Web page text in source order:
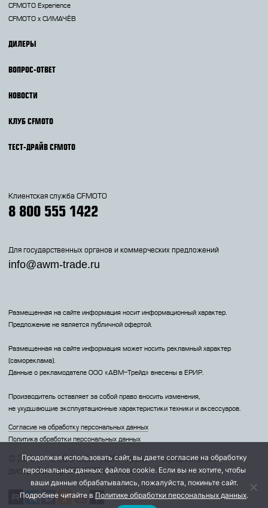
CFMOTO Experience
CFMOTO х СИМАЧЁВ
ДИЛЕРЫ
ВОПРОС-ОТВЕТ
НОВОСТИ
КЛУБ CFMOTO
ТЕСТ-ДРАЙВ CFMOTO
Клиентская служба CFMOTO
8 800 555 1422
Для государственных органов и коммерческих предложений
info@awm-trade.ru
Размещенная на сайте информация носит информационный характер.
Предложение не является публичной офертой.
Размещенная на сайте информация может носить рекламный характер
(самореклама).
Данные о рекламодателе 000 «АВМ-Трейд» внесены в ЕРИР.
Производитель оставляет за собой право вносить изменения,
не ухудшающие эксплуатационные характеристики техники и аксессуаров.
Согласие на обработку персональных данных
Политика обработки персональных данных
© 2009 – 2026 ООО «АВМ-Трейд» - официальный
дистрибьютор CFMOTO в России
Продолжая использовать сайт, вы даете согласие на обработку
персональных данных: файлов cookie. Если вы не хотите, чтобы
ваши данные обрабатывались, пожалуйста, покиньте сайт.
Подробнее читайте вПолитике обработки персональных данных.